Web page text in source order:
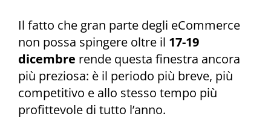
Il fatto che gran parte degli eCommerce
non possa spingere oltre il 17-19
dicembre rende questa finestra ancora
più preziosa: è il periodo più breve, più
competitivo e allo stesso tempo più
profittevole di tutto l’anno.